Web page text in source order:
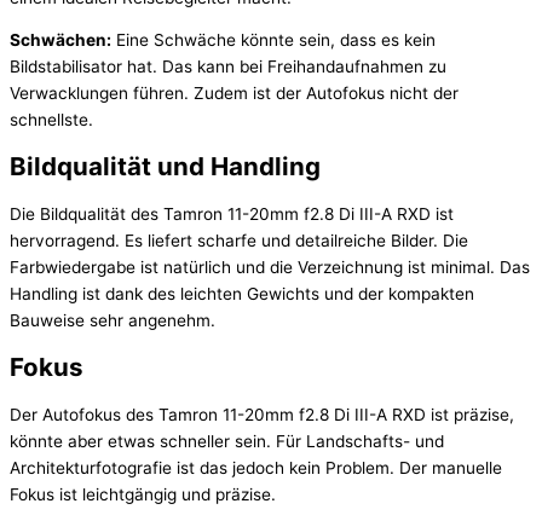
Schwächen: Eine Schwäche könnte sein, dass es kein
Bildstabilisator hat. Das kann bei Freihandaufnahmen zu
Verwacklungen führen. Zudem ist der Autofokus nicht der
schnellste.
Bildqualität und Handling
Die Bildqualität des Tamron 11-20mm f2.8 Di III-A RXD ist
hervorragend. Es liefert scharfe und detailreiche Bilder. Die
Farbwiedergabe ist natürlich und die Verzeichnung ist minimal. Das
Handling ist dank des leichten Gewichts und der kompakten
Bauweise sehr angenehm.
Fokus
Der Autofokus des Tamron 11-20mm f2.8 Di III-A RXD ist präzise,
könnte aber etwas schneller sein. Für Landschafts- und
Architekturfotografie ist das jedoch kein Problem. Der manuelle
Fokus ist leichtgängig und präzise.